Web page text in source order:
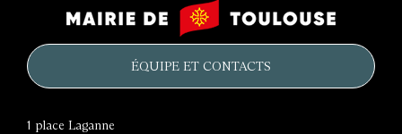
château
d'eau
Mairie
de
ÉQUIPE ET CONTACTS
1 place Laganne